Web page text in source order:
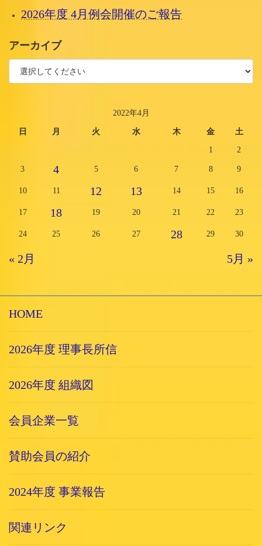
2026年度 4月例会開催のご報告
アーカイブ
2022年4月
日 月 火 水 木 金 土
1 2
3 4 5 6 7 8 9
10 11 12 13 14 15 16
17 18 19 20 21 22 23
24 25 26 27 28 29 30
« 2月 5月 »
HOME
2026年度 理事長所信
2026年度 組織図
会員企業一覧
賛助会員の紹介
2024年度 事業報告
関連リンク